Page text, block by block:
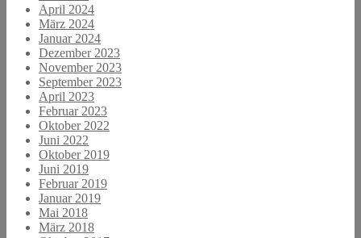
April 2024
März 2024
Januar 2024
Dezember 2023
November 2023
September 2023
April 2023
Februar 2023
Oktober 2022
Juni 2022
Oktober 2019
Juni 2019
Februar 2019
Januar 2019
Mai 2018
März 2018